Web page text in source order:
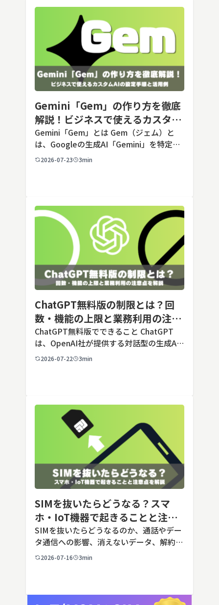
Gemini「Gem」の作り方を徹底
解説！ビジネスで使えるカスタム
AIの設定手順と活用例
Gemini「Gem」とは Gem（ジェム）と
は、Googleの生成AI「Gemini」を特定の
用途に合わせてカスタマイズできる機能で
2026-07-23 3min
ChatGPT無料版の制限とは？回
数・機能の上限と業務利用の注意
点を解説【2026年最新】
ChatGPT無料版でできること ChatGPT
は、OpenAI社が提供する対話型の生成AI
サービスです。アカウントを登録すれば無
2026-07-22 3min
SIMを抜いたらどうなる？スマ
ホ・IoT機器で起きることと注意
点を解説
SIMを抜いたらどうなるのか、通話やデー
タ通信への影響、消えないデータ、解約や
端末譲渡時の注意点を整理。さらに法人・
2026-07-16 3min